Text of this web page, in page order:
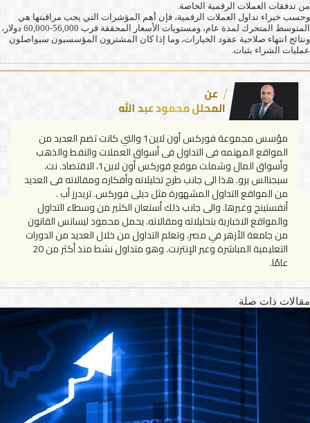
من تدفقات العملات الرقمية الخاصة.
وحسب خبراء تداول العملات الرقمية، فإن أهم المؤشرات التي يجب مراقبتها هي
المتوسط المتحرك لمدة عام، ومستويات الأسعار المحققة قرب 56,000-60,000 دولار،
ونتائج انتهاء صلاحية عقود الخيارات، وما إذا كان المشترون المؤسسيون سيواصلون
عمليات الشراء بثبات.
عن
المحلل محمود عبد الله
مؤسس مجموعة فوركس أون لاين1 والتي كانت تضم العديد من
المواقع المهتمه فى التداول فى أسواق العملات والنفط والذهب
وأسواق المال وشملت موقع فوركس أون لاين1، الاقتصاد. نت،
سيجنالس برو. هذا الى جانب طرح تحليلاته وأفكاره ومقالاته فى العديد
من المواقع التداول المشهورة مثل ديلى فوركس. تريدرز أب .
أنفستينج وغيرها. والى جانب ذلك أستعان الكثير من وسطاء التداول
والمواقع الاخبارية بتحليلاته ومقالاته. يحمل محمود ليسانس القانون
من جامعة الأزهر في مصر، وتعلم التداول من خلال العديد من الدورات
التعليمية المباشرة وعبر الإنترنت. وهو متداول نشط منذ أكثر من 20
عامًا.
مقالات ذات صلة